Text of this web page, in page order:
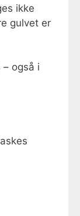
ikke
gulvet er
også i